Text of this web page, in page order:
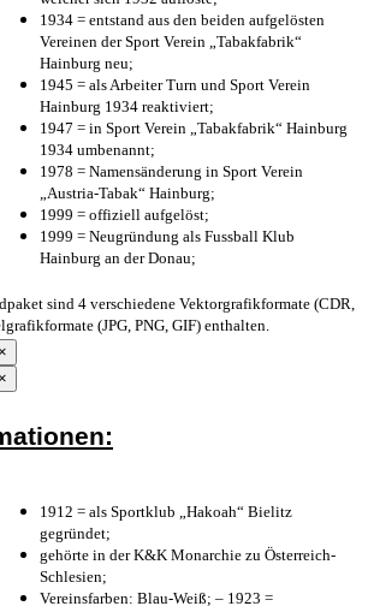
1934 = entstand aus den beiden aufgelösten
Vereinen der Sport Verein „Tabakfabrik“
Hainburg neu;
1945 = als Arbeiter Turn und Sport Verein
Hainburg 1934 reaktiviert;
1947 = in Sport Verein „Tabakfabrik“ Hainburg
1934 umbenannt;
1978 = Namensänderung in Sport Verein
„Austria-Tabak“ Hainburg;
1999 = offiziell aufgelöst;
1999 = Neugründung als Fussball Klub
Hainburg an der Donau;
sind 4 verschiedene Vektorgrafikformate (CDR,
(JPG, PNG, GIF) enthalten.
×
×
1912 = als Sportklub „Hakoah“ Bielitz
gegründet;
gehörte in der K&K Monarchie zu Österreich-
Schlesien;
Vereinsfarben: Blau-Weiß; – 1923 =